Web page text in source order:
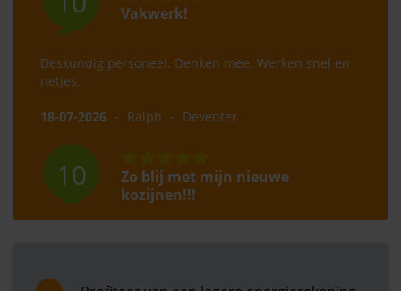
Vakwerk!
Deskundig personeel. Denken mee. Werken snel en
netjes.
18-07-2026 - Ralph - Deventer
10
Zo blij met mijn nieuwe
kozijnen!!!